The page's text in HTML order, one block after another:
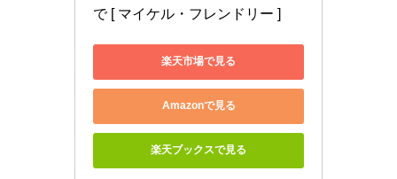
で [ マイケル・フレンドリー ]
楽天市場で見る
Amazonで見る
楽天ブックスで見る